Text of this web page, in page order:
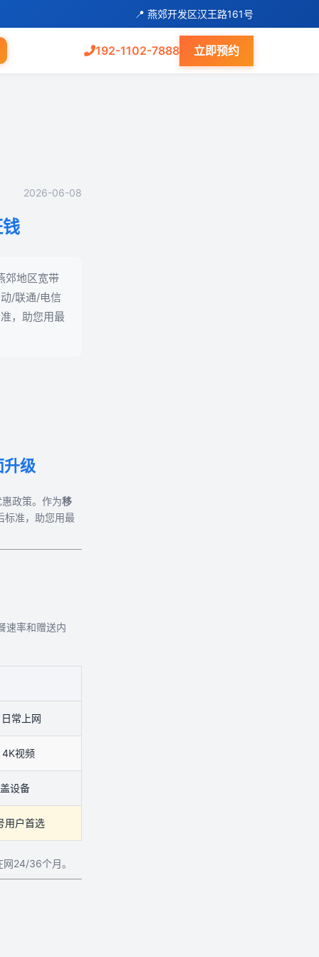
📍 燕郊开发区汉王路161号
192-1102-7888 立即预约
2026-06-08
郊地区宽带
/联通/电信
，助您用最
升级
政策。作为移
标准，助您用最
速率和赠送内
常上网
视频
设备
用户首选
24/36个月。